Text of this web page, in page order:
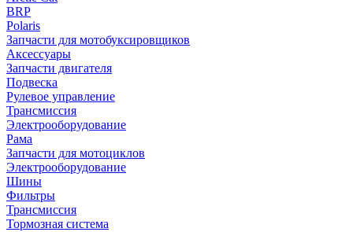
BRP
Polaris
Запчасти для мотобуксировщиков
Аксессуары
Запчасти двигателя
Подвеска
Рулевое управление
Трансмиссия
Электрооборудование
Рама
Запчасти для мотоциклов
Электрооборудование
Шины
Фильтры
Трансмиссия
Тормозная система